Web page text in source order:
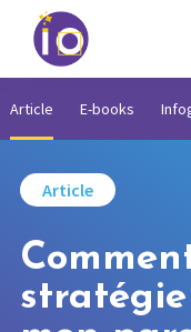
Vos enjeux
Académie
Ressources
Agenda
Article E-books
Article